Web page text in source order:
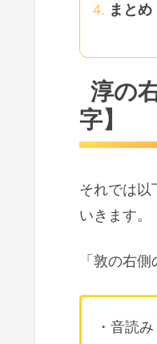
まと
淳の
字】
それでは以
いきます。
「敦の右
・音読